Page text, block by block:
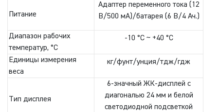
Питание
Адаптер переменного тока (12
В/500 мА)/батарея (6 В/4 Ач.)
Диапазон рабочих
температур, °C
-10 °C ~ +40 °C
Единицы измерения
веса
кг/фунт/унция/тдж/гдж
Тип дисплея
6-значный ЖК-дисплей с
диагональю 24 мм и белой
светодиодной подсветкой